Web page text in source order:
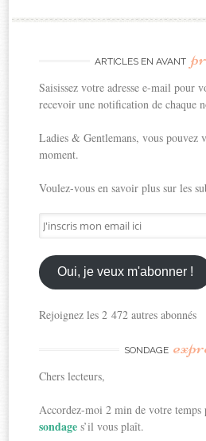
ARTICLES EN AVANT
Saisissez votre adresse e-mail pour
recevoir une notification de chaque
Ladies & Gentlemans, vous pouvez
moment.
Voulez-vous en savoir plus sur les
J'inscris
mon
email
ici
Oui, je veux m'abonner !
Rejoignez les 2 472 autres abonnés
SONDAGE
Chers lecteurs,
Accordez-moi 2 min de votre temps
sondages’il vous plaît.